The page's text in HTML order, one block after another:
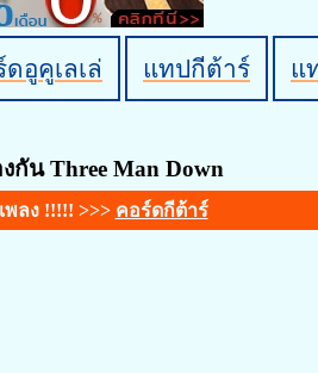
ดอูคูเลเล่ แทปกีต้าร์ แ
กัน Three Man Down
พลง !!!!! >>> คอร์ดกีต้าร์